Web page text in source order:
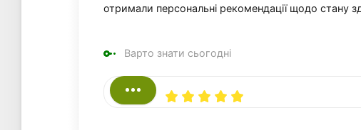
отримали персональні рекомендації щодо стану
Варто знати сьогодні